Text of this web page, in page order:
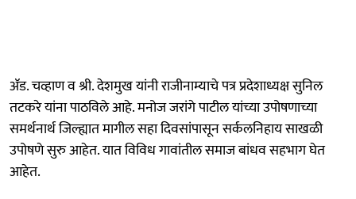
ॲड. चव्हाण व श्री. देशमुख यांनी राजीनाम्याचे पत्र प्रदेशाध्यक्ष सुनिल
तटकरे यांना पाठविले आहे. मनोज जरांगे पाटील यांच्या उपोषणाच्या
समर्थनार्थ जिल्ह्यात मागील सहा दिवसांपासून सर्कलनिहाय साखळी
उपोषणे सुरु आहेत. यात विविध गावांतील समाज बांधव सहभाग घेत
आहेत.